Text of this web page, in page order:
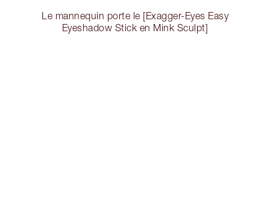
Le mannequin porte le [Exagger-Eyes Easy
Eyeshadow Stick en Mink Sculpt]